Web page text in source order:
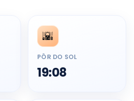
🌇
PÔR DO SOL
19:08